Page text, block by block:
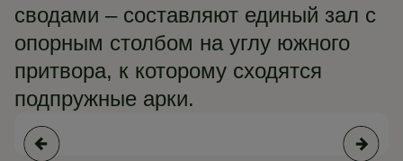
сводами – составляют единый зал с
опорным столбом на углу южного
притвора, к которому сходятся
подпружные арки.